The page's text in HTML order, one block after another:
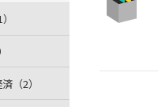
（2）